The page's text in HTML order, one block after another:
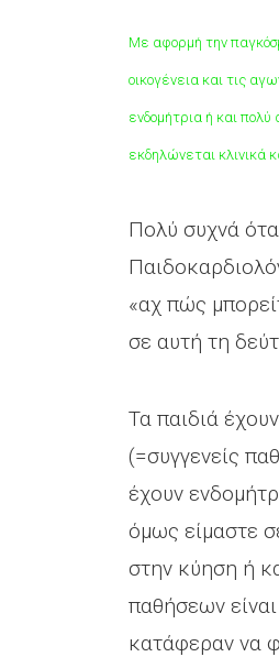
Με αφορμή την
οικογένεια και τις
ενδομήτρια ή και
εκδηλώνεται κλινικά
Πολύ συχνά
«αχ πώς
σε αυτή τη
Τα παιδιά
(=συγγενείς
έχουν
όμως είμαστε
στην κύηση ή
παθήσεων
κατάφεραν να